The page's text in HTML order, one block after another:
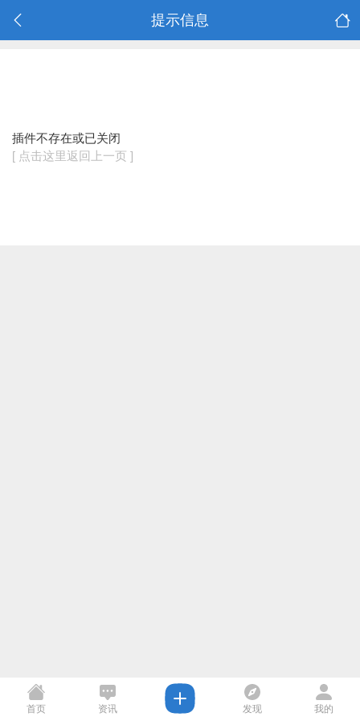
提示信息
插件不存在或已关闭
[ 点击这里返回上一页 ]
首页 资讯 发现 我的